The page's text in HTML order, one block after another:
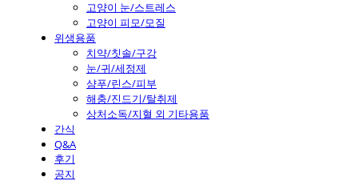
고양이 눈/스트레스
고양이 피모/모질
위생용품
치약/칫솔/구강
눈/귀/세정제
샴푸/린스/피부
해충/진드기/탈취제
상처소독/지혈 외 기타용품
간식
Q&A
후기
공지